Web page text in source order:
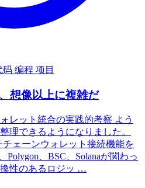
码 编程 项目
想像以上に複雑だ
レット統合の実践的考察 よう
理できるようになりました。
ェーンウォレット接続機能を
Polygon、BSC、Solanaが関わっ
性のあるロジッ …